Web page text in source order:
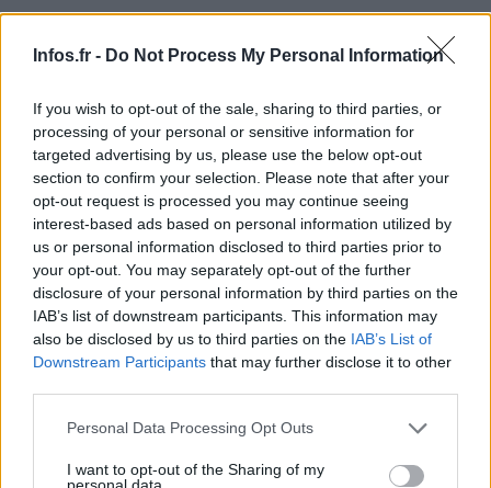
Infos.fr - Do Not Process My Personal Information
If you wish to opt-out of the sale, sharing to third parties, or
processing of your personal or sensitive information for
targeted advertising by us, please use the below opt-out
section to confirm your selection. Please note that after your
opt-out request is processed you may continue seeing
interest-based ads based on personal information utilized by
us or personal information disclosed to third parties prior to
your opt-out. You may separately opt-out of the further
disclosure of your personal information by third parties on the
IAB’s list of downstream participants. This information may
also be disclosed by us to third parties on the IAB’s List of
Downstream Participants that may further disclose it to other
Please note that this website/app uses one or more Google
not limited to your visit or usage behaviour. You may click to
Personal Data Processing Opt Outs
I want to opt-out of the Sharing of my
personal data.
AUTEUR